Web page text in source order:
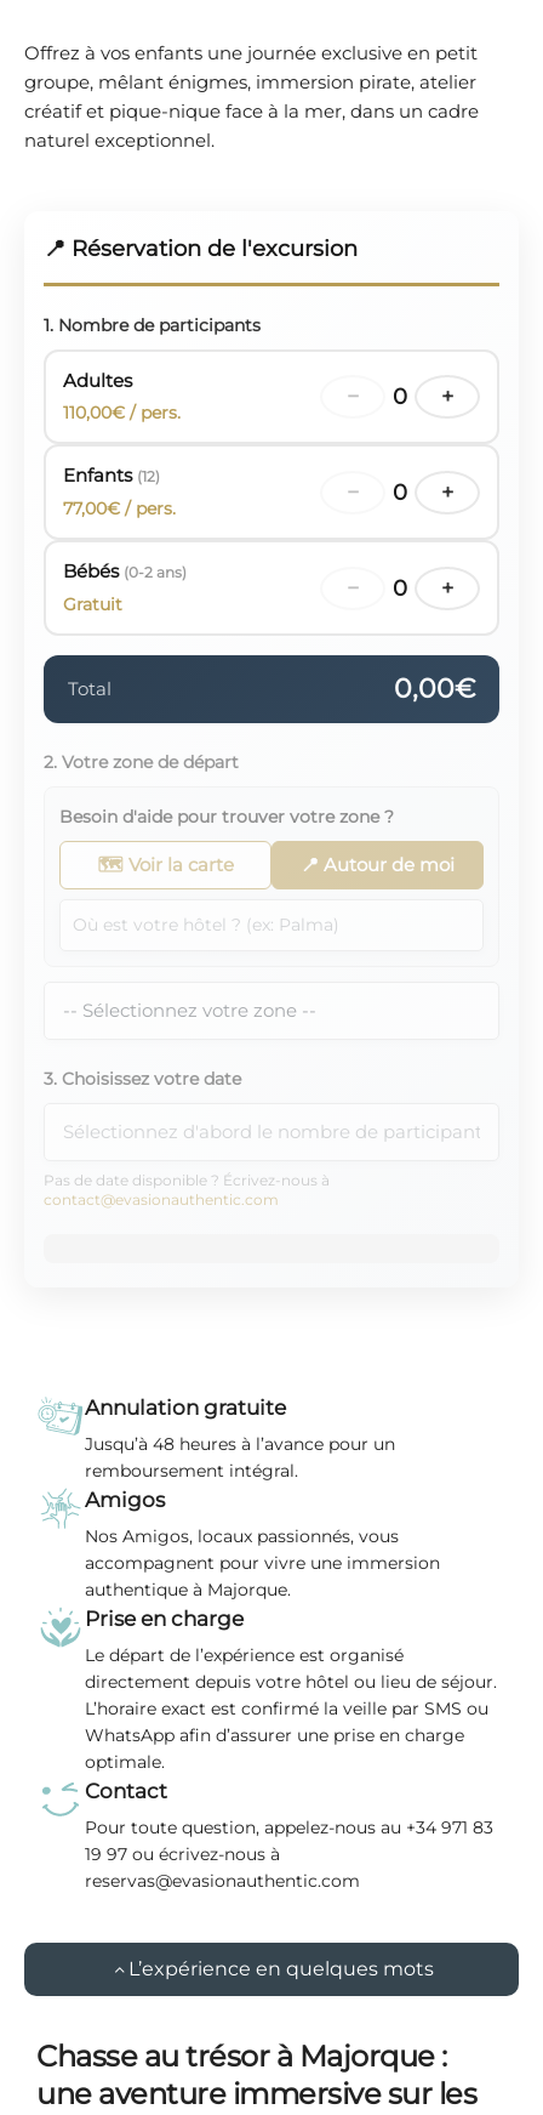
Offrez à vos enfants une journée exclusive en petit
groupe, mêlant énigmes, immersion pirate, atelier
créatif et pique-nique face à la mer, dans un cadre
naturel exceptionnel.
📍 Réservation de l'excursion
1. Nombre de participants
Adultes
110,00€ / pers.
− 0 +
Enfants (12)
77,00€ / pers.
− 0 +
Bébés (0-2 ans)
Gratuit
− 0 +
Total 0,00€
2. Votre zone de départ
Besoin d'aide pour trouver votre zone ?
🗺️ Voir la carte 📍 Autour de moi
3. Choisissez votre date
Pas de date disponible ? Écrivez-nous à
contact@evasionauthentic.com
Annulation gratuite
Jusqu’à 48 heures à l’avance pour un
remboursement intégral.
Amigos
Nos Amigos, locaux passionnés, vous
accompagnent pour vivre une immersion
authentique à Majorque.
Prise en charge
Le départ de l’expérience est organisé
directement depuis votre hôtel ou lieu de séjour.
L’horaire exact est confirmé la veille par SMS ou
WhatsApp afin d’assurer une prise en charge
optimale.
Contact
Pour toute question, appelez-nous au +34 971 83
19 97 ou écrivez-nous à
reservas@evasionauthentic.com
L’expérience en quelques mots
Chasse au trésor à Majorque :
une aventure immersive sur les